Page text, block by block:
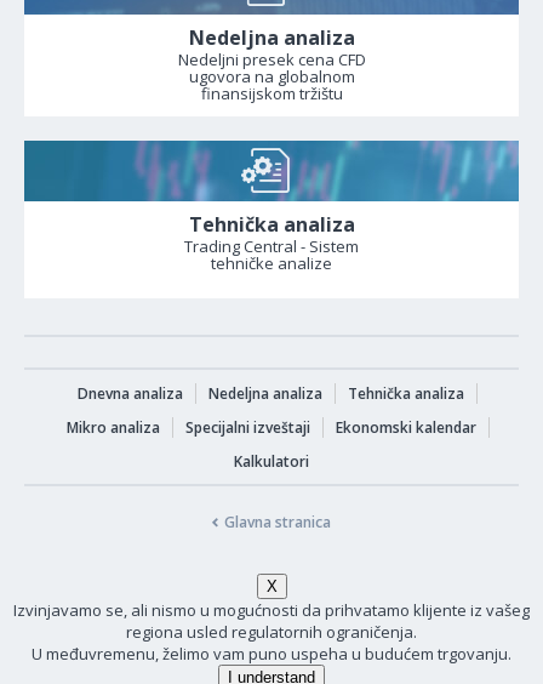
Nedeljna analiza
Nedeljni presek cena CFD
ugovora na globalnom
finansijskom tržištu
Tehnička analiza
Trading Central - Sistem
tehničke analize
Dnevna analiza Nedeljna analiza
Tehnička analiza
Mikro analiza
Specijalni izveštaji
Ekonomski kalendar
Kalkulatori
Glavna stranica
Izvinjavamo se, ali nismo u mogućnosti da prihvatamo klijente iz vašeg
regiona usled regulatornih ograničenja.
U međuvremenu, želimo vam puno uspeha u budućem trgovanju.